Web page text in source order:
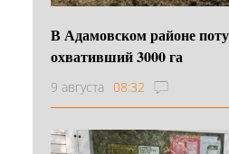
В Адамовском районе
охвативший 3000 га
9 августа 08:32